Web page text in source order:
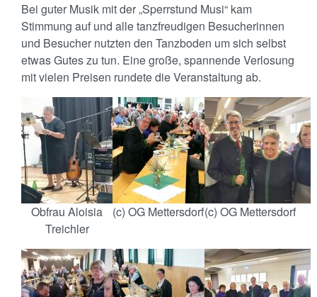
Bei guter Musik mit der „Sperrstund Musi“ kam
Stimmung auf und alle tanzfreudigen Besucherinnen
und Besucher nutzten den Tanzboden um sich selbst
etwas Gutes zu tun. Eine große, spannende Verlosung
mit vielen Preisen rundete die Veranstaltung ab.
Obfrau Aloisia
Treichler
(c) OG Mettersdorf(c) OG Mettersdorf